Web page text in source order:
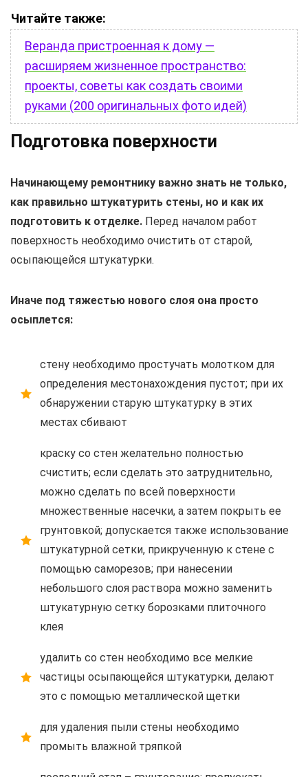
Читайте также:
Веранда пристроенная к дому —
расширяем жизненное пространство:
проекты, советы как создать своими
руками (200 оригинальных фото идей)
Подготовка поверхности
Начинающему ремонтнику важно знать не только,
как правильно штукатурить стены, но и как их
подготовить к отделке. Перед началом работ
поверхность необходимо очистить от старой,
осыпающейся штукатурки.
Иначе под тяжестью нового слоя она просто
осыплется:
стену необходимо простучать молотком для
определения местонахождения пустот; при их
обнаружении старую штукатурку в этих
местах сбивают
краску со стен желательно полностью
счистить; если сделать это затруднительно,
можно сделать по всей поверхности
множественные насечки, а затем покрыть ее
грунтовкой; допускается также использование
штукатурной сетки, прикрученную к стене с
помощью саморезов; при нанесении
небольшого слоя раствора можно заменить
штукатурную сетку борозками плиточного
клея
удалить со стен необходимо все мелкие
частицы осыпающейся штукатурки, делают
это с помощью металлической щетки
для удаления пыли стены необходимо
промыть влажной тряпкой